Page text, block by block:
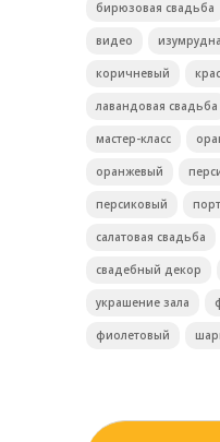
бирюзовая свадьба
видео
коричневый
лавандовая свадьба
мастер-класс
оранжевый
персиковый
салатовая свадьба
свадебный декор
украшение зала
фиолетовый